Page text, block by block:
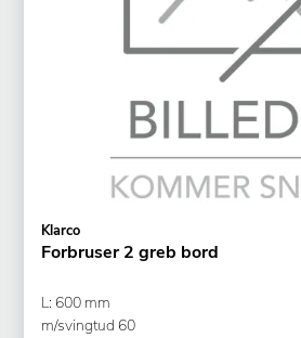
Klarco
Forbruser 2 greb bord
L: 600 mm
m/svingtud 60